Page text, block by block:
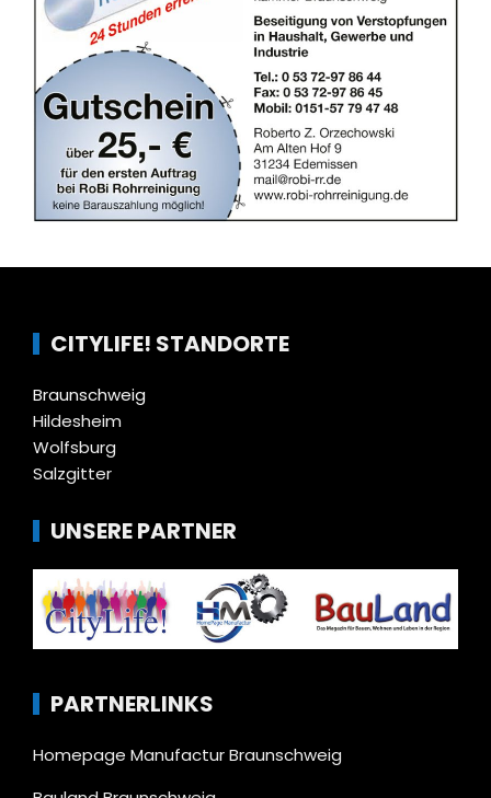
CITYLIFE! STANDORTE
Braunschweig
Hildesheim
Wolfsburg
Salzgitter
UNSERE PARTNER
PARTNERLINKS
Homepage Manufactur Braunschweig